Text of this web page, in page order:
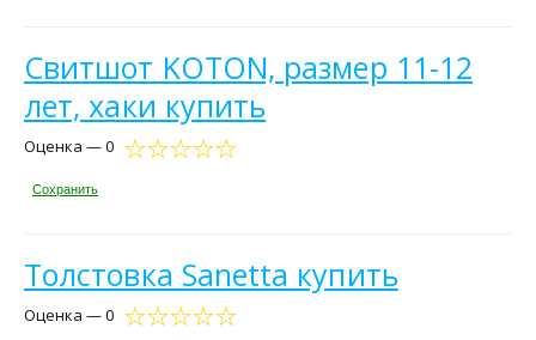
Свитшот KOTON, размер 11-12
лет, хаки купить
Оценка — 0
Сохранить
Толстовка Sanetta купить
Оценка — 0